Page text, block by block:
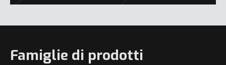
Famiglie di prodotti